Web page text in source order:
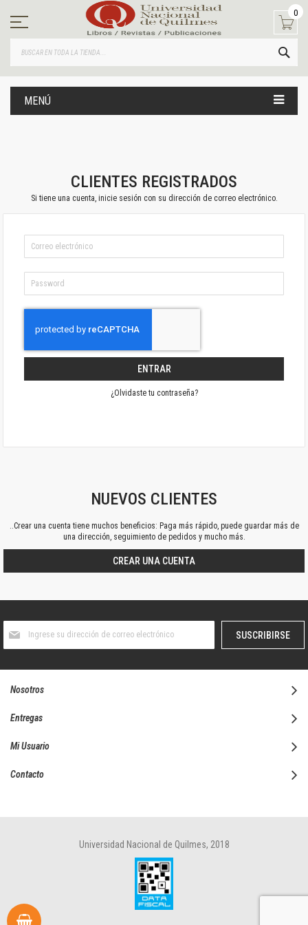
contenido
0
MENÚ
CLIENTES REGISTRADOS
Si tiene una cuenta, inicie sesión con su dirección de correo electrónico.
ENTRAR
¿Olvidaste tu contraseña?
NUEVOS CLIENTES
..Crear una cuenta tiene muchos beneficios: Paga más rápido, puede guardar más de
una dirección, seguimiento de pedidos y mucho más.
CREAR UNA CUENTA
boletín
SUSCRIBIRSE
Nosotros
Entregas
Mi Usuario
Contacto
Universidad Nacional de Quilmes, 2018